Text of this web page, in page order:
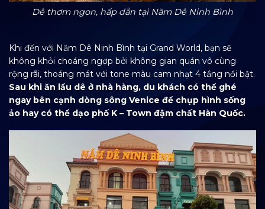
Dê thơm ngon, hấp dẫn tại Năm Dê Ninh Bình
Khi đến với Năm Dê Ninh Bình tại Grand World, bạn sẽ
không khỏi choáng ngợp bởi không gian quán vô cùng
rộng rãi, thoáng mát với tone màu cam nhạt 4 tầng nổi bật.
Sau khi ăn lẩu dê ở nhà hàng, du khách có thể ghé
ngay bên cạnh dòng sông Venice để chụp hình sống
ảo hay có thể dạo phố K – Town đậm chất Hàn Quốc.